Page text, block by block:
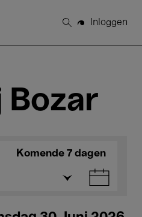
Zoeken
Inloggen
Bozar
Komende 7 dagen